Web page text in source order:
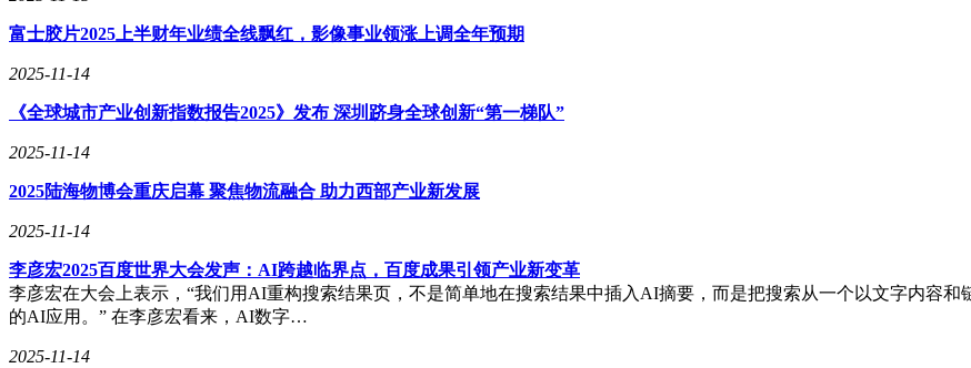
富士胶片2025上半财年业绩全线飘红，影像事业领涨上调全年预期
2025-11-14
《全球城市产业创新指数报告2025》发布 深圳跻身全球创新“第一梯队”
2025-11-14
2025陆海物博会重庆启幕 聚焦物流融合 助力西部产业新发展
2025-11-14
李彦宏2025百度世界大会发声：AI跨越临界点，百度成果引领产业新变革
李彦宏在大会上表示，“我们用AI重构搜索结果页，不是简单地在搜索结果中插入AI摘要，而是把搜索从一个以文字内容
的AI应用。” 在李彦宏看来，AI数字…
2025-11-14